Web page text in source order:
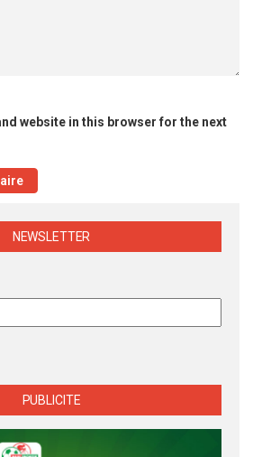
website in this browser for the next
NEWSLETTER
PUBLICITE